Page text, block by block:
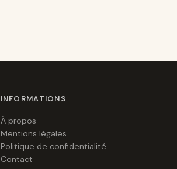
INFORMATIONS
À propos
Mentions légales
Politique de confidentialité
Contact